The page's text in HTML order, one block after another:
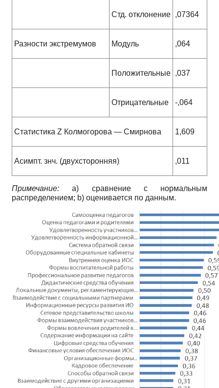
Стд. отклонение ,07364
Разности экстремумов Модуль ,064
Положительные ,037
Отрицательные -,064
Статистика Z Колмогорова — Смирнова 1,609
Асимпт. знч. (двухсторонняя) ,011
Примечание:a) сравнение с нормальным
распределением; b) оценивается по данным.